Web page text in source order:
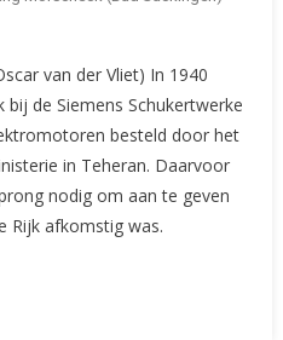
van der Vliet) In 1940
de Siemens Schukertwerke
besteld door het
in Teheran. Daarvoor
nodig om aan te geven
Rijk afkomstig was.